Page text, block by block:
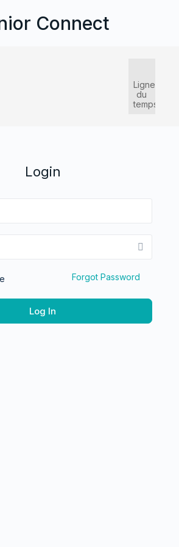
Connect
Ligne
du
temps
Login
Forgot Password